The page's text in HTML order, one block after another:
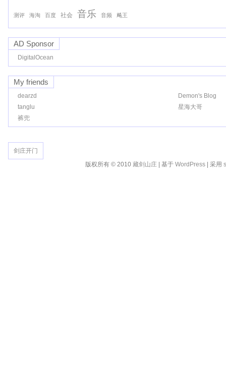
测评 海淘 百度 社会 音乐 音频 飚王
AD Sponsor
DigitalOcean
My friends
dearzd
Demon's Blog
tanglu
星海大哥
裤兜
剑庄开门
版权所有 © 2010 藏剑山庄 | 基于 WordPress| 采用